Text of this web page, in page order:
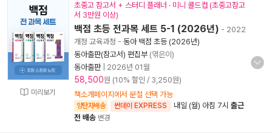
미리보기
초중고 참고서 + 스터디 플래너 · 미니 콜드컵 (초중고참고
서 3만원 이상)
백점 초등 전과목 세트 5-1 (2026년) - 2022
개정 교육과정 - 동아 백점 초등 (2026년)
동아출판(참고서) 편집부 (엮은이)
동아출판| 2026년 01월
58,500원 (10% 할인 / 3,250원)
책소개페이지에서 분철 선택 가능
양탄자배송 썬데이 EXPRESS 내일 (월) 아침 7시 출근
전 배송 변경